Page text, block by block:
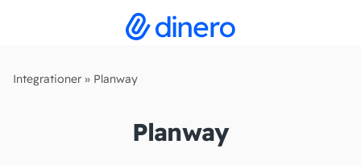
Integrationer » Planway
Planway